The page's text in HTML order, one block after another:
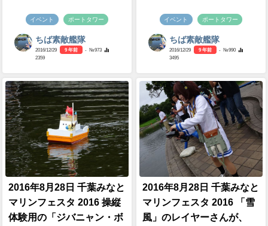
イベント ポートタワー
ちば素敵艦隊
2016/12/29 9 年前
- №973
2359
イベント ポートタワー
ちば素敵艦隊
2016/12/29 9 年前
- №990
3495
2016年8月28日 千葉みなと
マリンフェスタ 2016 操縦
体験用の「ジバニャン・ボ
2016年8月28日 千葉みなと
マリンフェスタ 2016 「雪
風」のレイヤーさんが、